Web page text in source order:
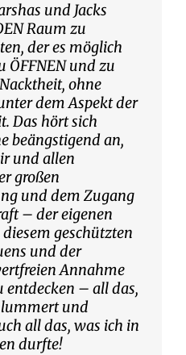
und Jacks
Raum zu
der es möglich
ÖFFNEN und zu
ohne
dem Aspekt der
Das hört sich
beängstigend an,
und allen
großen
und dem Zugang
– der eigenen
geschützten
und der
Annahme
entdecken – all das,
und
all das, was ich in
durfte!